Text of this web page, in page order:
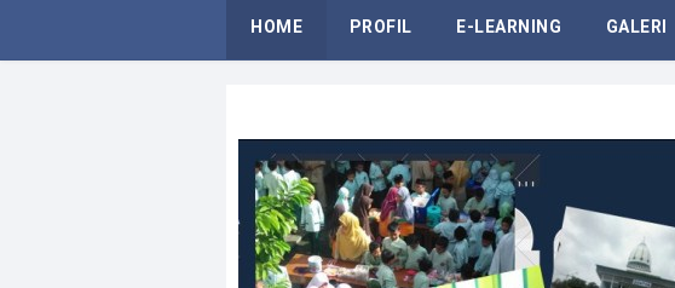
HOME PROFIL E-LEARNING GALERI